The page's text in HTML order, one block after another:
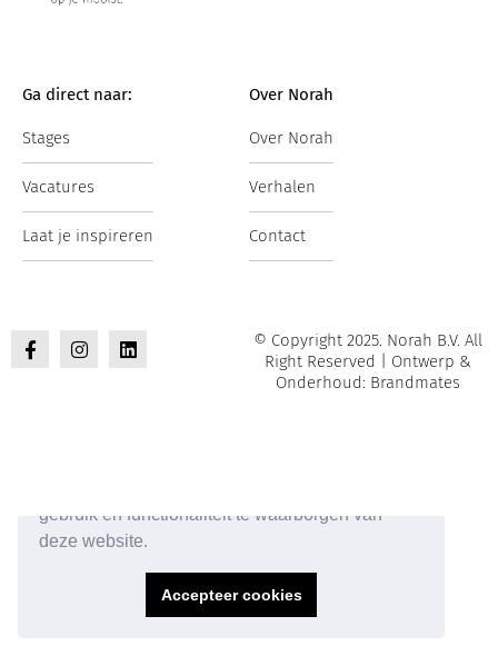
gebruik en functionaliteit te waarborgen van
deze website.
Accepteer cookies
Ga direct naar:
Stages
Vacatures
Laat je inspireren
Over Norah
Over Norah
Verhalen
Contact
© Copyright 2025. Norah B.V. All
Right Reserved | Ontwerp &
Onderhoud: Brandmates